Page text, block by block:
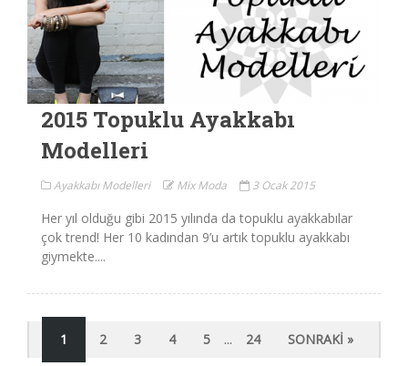
2015 Topuklu Ayakkabı
Modelleri
Ayakkabı Modelleri Mix Moda 3 Ocak 2015
Her yıl olduğu gibi 2015 yılında da topuklu ayakkabılar
çok trend! Her 10 kadından 9’u artık topuklu ayakkabı
giymekte....
1 2 3 4 5 ... 24 SONRAKI »